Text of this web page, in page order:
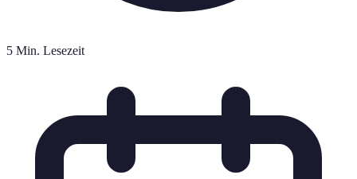
5 Min. Lesezeit